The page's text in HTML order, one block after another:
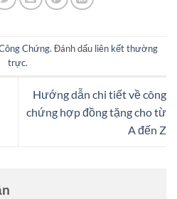
Chứng. Đánh dấu liên kết thường
trực.
Hướng dẫn chi tiết về công
chứng hợp đồng tặng cho từ
A đến Z